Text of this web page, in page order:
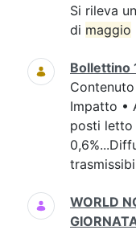
Si rileva
di maggio
Bollettino
Impatto •
posti letto
WORLD